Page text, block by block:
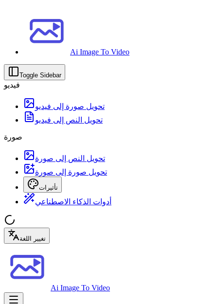
Ai Image To Video
Toggle Sidebar
فيديو
تحويل صورة إلى فيديو
تحويل النص إلى فيديو
صورة
تحويل النص إلى صورة
تحويل صورة إلى صورة
تأثيرات
أدوات الذكاء الاصطناعي
تغيير اللغة
Ai Image To Video